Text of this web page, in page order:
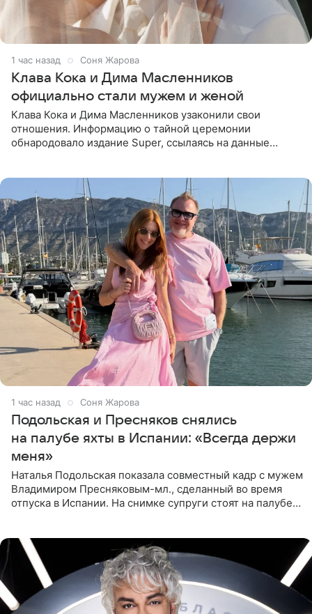
1 час назад Соня Жарова
Клава Кока и Дима Масленников
официально стали мужем и женой
Клава Кока и Дима Масленников узаконили свои
отношения. Информацию о тайной церемонии
обнародовало издание Super, ссылаясь на данные
1 час назад Соня Жарова
Подольская и Пресняков снялись
на палубе яхты в Испании: «Всегда держи
меня»
Наталья Подольская показала совместный кадр с мужем
Владимиром Пресняковым-мл., сделанный во время
отпуска в Испании. На снимке супруги стоят на палубе